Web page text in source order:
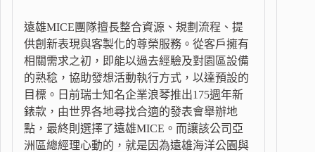
遠雄MICE團隊擅長整合資源、規劃流程、提
供創新表現與客製化的尊榮服務。從客戶擁有
相關需求之初，即能以過去經驗及對園區設備
的熟稔，協助發想活動執行方式，以達預設的
目標。日前瑞士知名企業浪琴推出175週年新
錶款，由世界各地尋找合適的發表會舉辦地
點，最終則選擇了遠雄MICE。而讓該公司亞
洲區總經理心動的，就是因為遠雄海洋公園與